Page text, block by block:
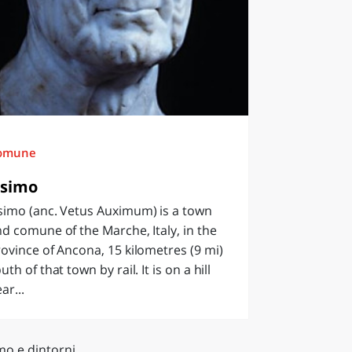
(anc. Vetus Auximum) is a town
comune of the Marche, Italy, in the
of Ancona, 15 kilometres (9 mi)
of that town by rail. It is on a hill